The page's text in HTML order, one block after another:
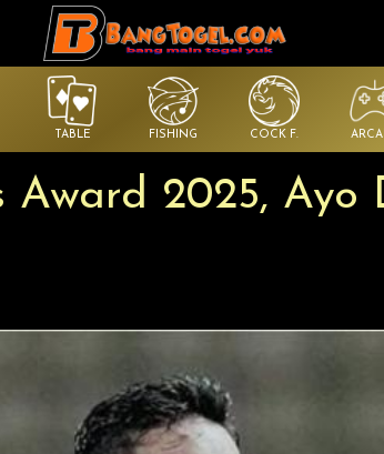
TABLE FISHING COCK F.
Award 2025, Ayo